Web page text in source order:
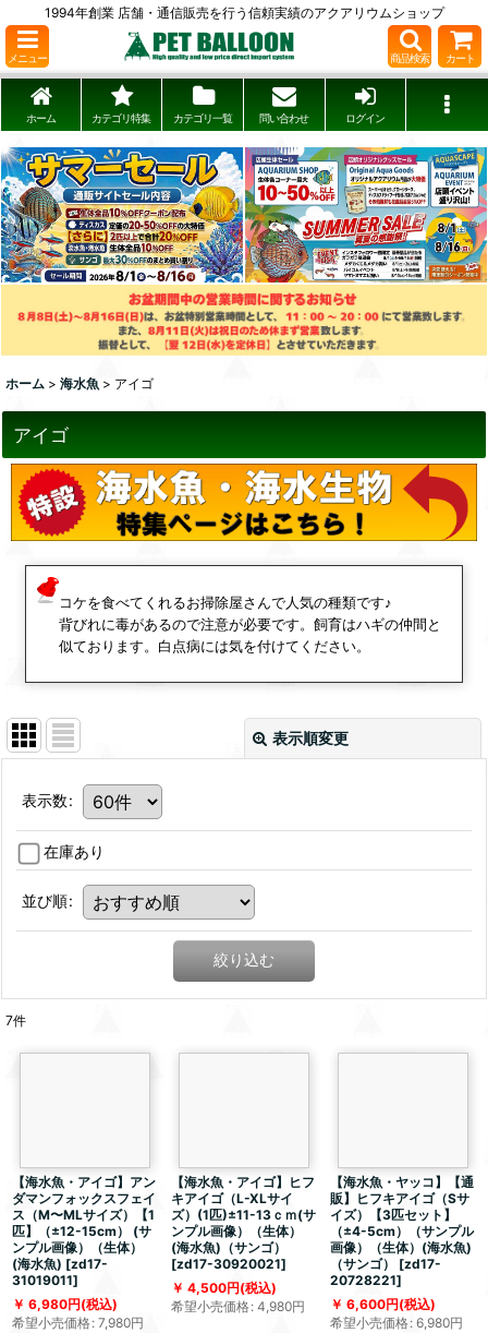
1994年創業 店舗・通信販売を行う信頼実績のアクアリウムショップ
メニュー 商品検索 カート
ホーム カテゴリ特集 カテゴリ一覧 問い合わせ ログイン
ホーム > 海水魚 > アイゴ
アイゴ
コケを食べてくれるお掃除屋さんで人気の種類です♪
背びれに毒があるので注意が必要です。飼育はハギの仲間と
似ております。白点病には気を付けてください。
表示順変更
表示数:
在庫あり
並び順:
絞り込む
7件
【海水魚・アイゴ】アン
ダマンフォックスフェイ
ス（M〜MLサイズ）【1
匹】（±12-15cm） (サ
ンプル画像）（生体）
(海水魚) [zd17-
31019011]
6,980円(税込)
希望小売価格: 7,980円
【海水魚・アイゴ】ヒフ
キアイゴ（L-XLサイ
ズ）(1匹)±11-13ｃｍ(サ
ンプル画像）（生体）
(海水魚)（サンゴ）
[zd17-30920021]
4,500円(税込)
希望小売価格: 4,980円
【海水魚・ヤッコ】【通
販】ヒフキアイゴ（Sサ
イズ）【3匹セット】
（±4-5cm）（サンプル
画像）（生体）(海水魚)
（サンゴ）
[zd17-
20728221]
6,600円(税込)
希望小売価格: 6,980円